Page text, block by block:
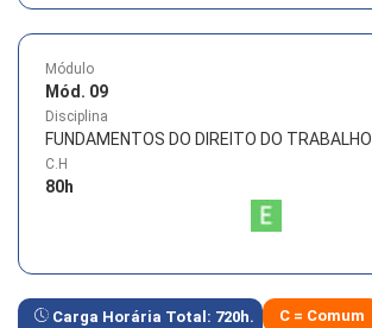
Módulo
Mód. 09
Disciplina
FUNDAMENTOS DO DIREITO DO TRABALHO
C.H
80h
Carga Horária Total: 720h.
C = Comum